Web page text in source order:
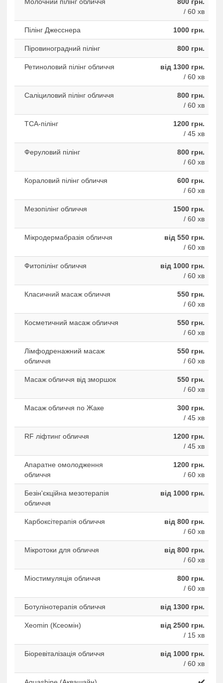
/ 60 хв
Пілінг Джесснера 1000 грн.
Піровиноградний пілінг 800 грн.
Ретиноловий пілінг обличчя
від 1300 грн.
/ 60 хв
Саліциловий пілінг обличчя
800 грн.
/ 60 хв
ТСА-пілінг
1200 грн.
/ 45 хв
Феруловий пілінг
800 грн.
/ 60 хв
Кораловий пілінг обличчя
600 грн.
/ 60 хв
Мезопілінг обличчя
1500 грн.
/ 60 хв
Мікродермабразія обличчя
від 550 грн.
/ 60 хв
Фитопiлiнг обличчя
від 1000 грн.
/ 60 хв
Класичний масаж обличчя
550 грн.
/ 60 хв
Косметичний масаж обличчя
550 грн.
/ 60 хв
Лімфодренажний масаж
обличчя
550 грн.
/ 60 хв
Масаж обличчя від зморшок
550 грн.
/ 60 хв
Масаж обличчя по Жаке
300 грн.
/ 45 хв
RF ліфтинг обличчя
1200 грн.
/ 45 хв
Апаратне омолодження
обличчя
1200 грн.
/ 60 хв
Безін'єкційна мезотерапія
обличчя
від 1000 грн.
Карбоксітерапія обличчя
від 800 грн.
/ 60 хв
Мікротоки для обличчя
від 800 грн.
/ 60 хв
Міостимуляція обличчя
800 грн.
/ 60 хв
Ботулінотерапія обличчя від 1300 грн.
Xeomin (Ксеомін)
від 2500 грн.
/ 15 хв
Біоревіталізація обличчя
від 1000 грн.
/ 60 хв